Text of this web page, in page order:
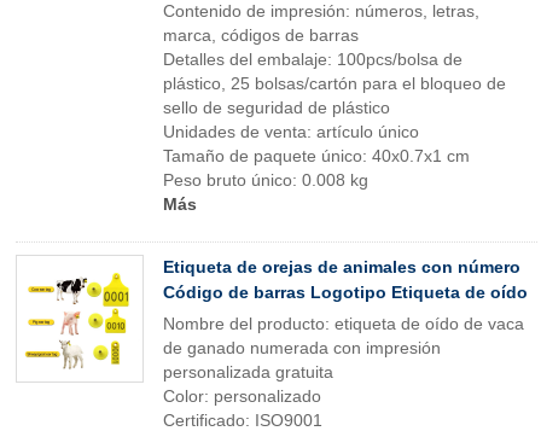
Contenido de impresión: números, letras,
marca, códigos de barras
Detalles del embalaje: 100pcs/bolsa de
plástico, 25 bolsas/cartón para el bloqueo de
sello de seguridad de plástico
Unidades de venta: artículo único
Tamaño de paquete único: 40x0.7x1 cm
Peso bruto único: 0.008 kg
Más
Etiqueta de orejas de animales con número
Código de barras Logotipo Etiqueta de oído
Nombre del producto: etiqueta de oído de vaca
de ganado numerada con impresión
personalizada gratuita
Color: personalizado
Certificado: ISO9001